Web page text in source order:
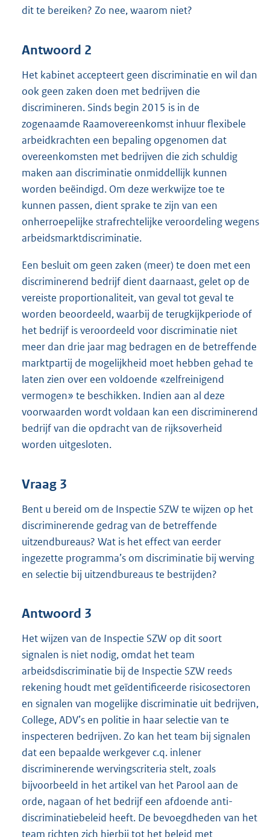
n
:
dit te bereiken? Zo nee, waarom niet?
Antwoord 2
Het kabinet accepteert geen discriminatie en wil dan
ook geen zaken doen met bedrijven die
discrimineren. Sinds begin 2015 is in de
zogenaamde Raamovereenkomst inhuur flexibele
arbeidkrachten een bepaling opgenomen dat
overeenkomsten met bedrijven die zich schuldig
maken aan discriminatie onmiddellijk kunnen
worden beëindigd. Om deze werkwijze toe te
kunnen passen, dient sprake te zijn van een
onherroepelijke strafrechtelijke veroordeling wegens
arbeidsmarktdiscriminatie.
Een besluit om geen zaken (meer) te doen met een
discriminerend bedrijf dient daarnaast, gelet op de
vereiste proportionaliteit, van geval tot geval te
worden beoordeeld, waarbij de terugkijkperiode of
het bedrijf is veroordeeld voor discriminatie niet
meer dan drie jaar mag bedragen en de betreffende
marktpartij de mogelijkheid moet hebben gehad te
laten zien over een voldoende «zelfreinigend
vermogen» te beschikken. Indien aan al deze
voorwaarden wordt voldaan kan een discriminerend
bedrijf van die opdracht van de rijksoverheid
worden uitgesloten.
Vraag 3
Bent u bereid om de Inspectie SZW te wijzen op het
discriminerende gedrag van de betreffende
uitzendbureaus? Wat is het effect van eerder
ingezette programma’s om discriminatie bij werving
en selectie bij uitzendbureaus te bestrijden?
Antwoord 3
Het wijzen van de Inspectie SZW op dit soort
signalen is niet nodig, omdat het team
arbeidsdiscriminatie bij de Inspectie SZW reeds
rekening houdt met geïdentificeerde risicosectoren
en signalen van mogelijke discriminatie uit bedrijven,
College, ADV’s en politie in haar selectie van te
inspecteren bedrijven. Zo kan het team bij signalen
dat een bepaalde werkgever c.q. inlener
discriminerende wervingscriteria stelt, zoals
bijvoorbeeld in het artikel van het Parool aan de
orde, nagaan of het bedrijf een afdoende anti-
discriminatiebeleid heeft. De bevoegdheden van het
team richten zich hierbij tot het beleid met